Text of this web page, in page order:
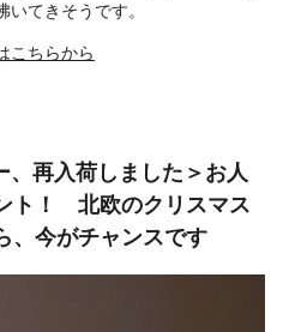
いてきそうです。
こちらから
、再入荷しました＞お人
ト！ 北欧のクリスマス
、今がチャンスです